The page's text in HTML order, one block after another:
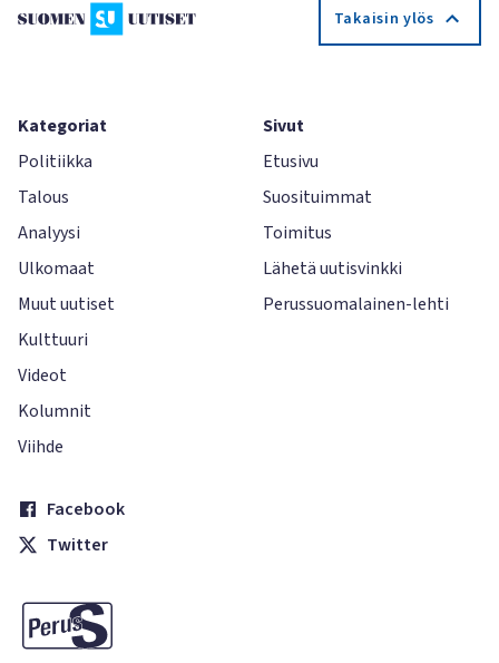
Takaisin ylös
Kategoriat
Politiikka
Talous
Analyysi
Ulkomaat
Muut uutiset
Kulttuuri
Videot
Kolumnit
Viihde
Sivut
Etusivu
Suosituimmat
Toimitus
Lähetä uutisvinkki
Perussuomalainen-lehti
Facebook
Twitter